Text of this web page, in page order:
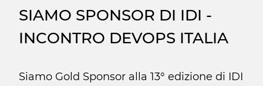
SIAMO SPONSOR DI IDI -
INCONTRO DEVOPS ITALIA
Siamo Gold Sponsor alla 13° edizione di IDI